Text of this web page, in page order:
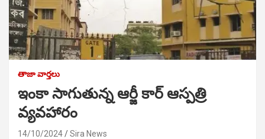
తాజా వార్తలు
ఇంకా సాగుతున్న ఆర్జీ కార్ ఆస్పత్రి
వ్యవహారం
14/10/2024
Sira News